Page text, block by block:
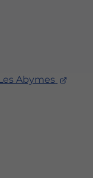
Abymes